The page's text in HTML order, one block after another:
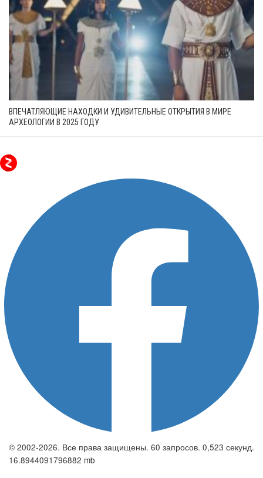
ВПЕЧАТЛЯЮЩИЕ НАХОДКИ И УДИВИТЕЛЬНЫЕ ОТКРЫТИЯ В МИРЕ
АРХЕОЛОГИИ В 2025 ГОДУ
© 2002-2026. Все права защищены. 60 запросов. 0,523 секунд.
16.8944091796882 mb